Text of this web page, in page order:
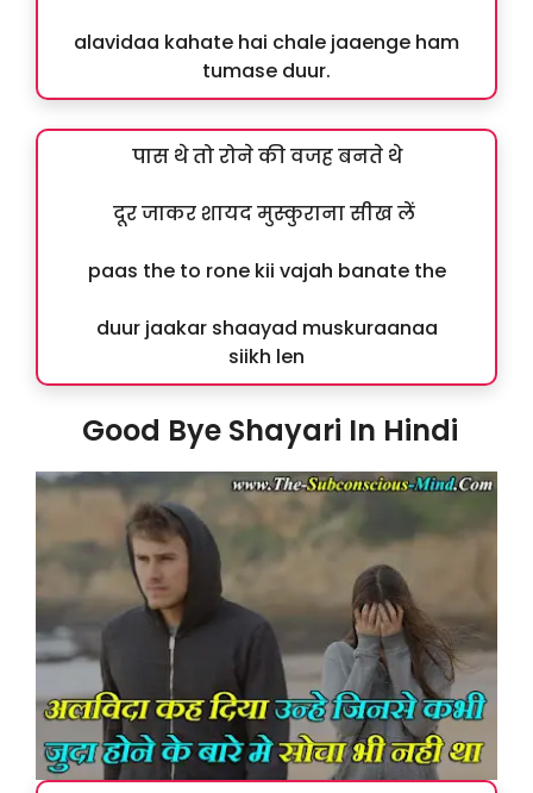
alavidaa kahate hai chale jaaenge ham
tumase duur.
पास थे तो रोने की वजह बनते थे
दूर जाकर शायद मुस्कुराना सीख लें
paas the to rone kii vajah banate the
duur jaakar shaayad muskuraanaa
siikh len
Good Bye Shayari In Hindi